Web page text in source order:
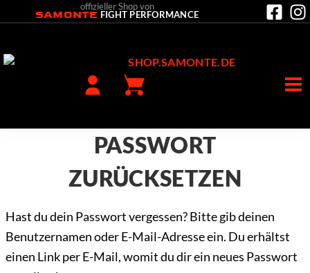
offizieller Shop von
SAMONTE FIGHT PERFORMANCE
PASSWORT
ZURÜCKSETZEN
Hast du dein Passwort vergessen? Bitte gib deinen
Benutzernamen oder E-Mail-Adresse ein. Du erhältst
einen Link per E-Mail, womit du dir ein neues Passwort